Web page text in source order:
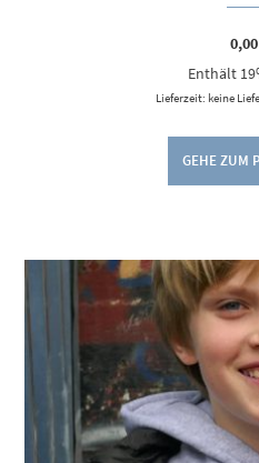
0,00
Enthält
Lieferzeit: keine
GEHE ZUM